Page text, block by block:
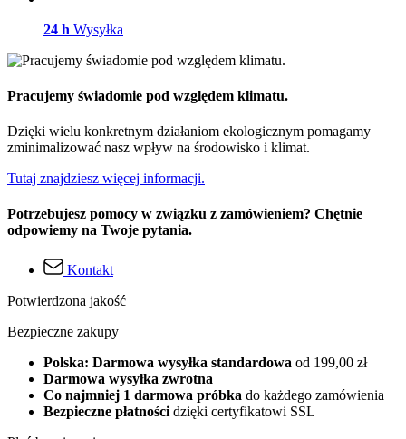
24 h Wysyłka
Pracujemy świadomie pod względem klimatu.
Dzięki wielu konkretnym działaniom ekologicznym pomagamy
zminimalizować nasz wpływ na środowisko i klimat.
Tutaj znajdziesz więcej informacji.
Potrzebujesz pomocy w związku z zamówieniem? Chętnie
odpowiemy na Twoje pytania.
Kontakt
Potwierdzona jakość
Bezpieczne zakupy
Polska: Darmowa wysyłka standardowa od 199,00 zł
Darmowa wysyłka zwrotna
Co najmniej 1 darmowa próbka do każdego zamówienia
Bezpieczne płatności dzięki certyfikatowi SSL